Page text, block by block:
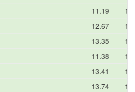
11.19
12.67
13.35
11.38
13.41
13.74